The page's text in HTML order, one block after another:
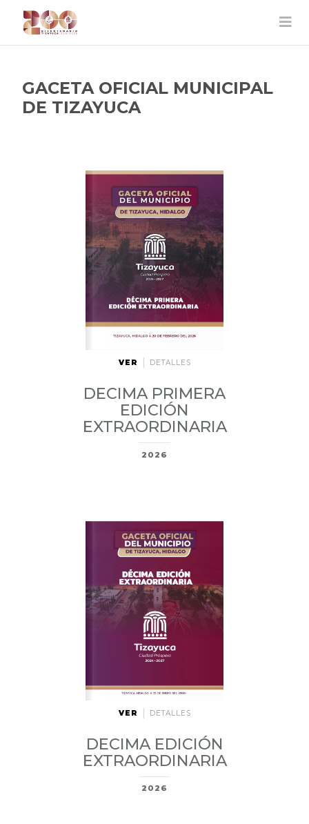
GACETA OFICIAL MUNICIPAL
DE TIZAYUCA
VER DETALLES
DECIMA PRIMERA
EDICIÓN
EXTRAORDINARIA
2026
VER DETALLES
DECIMA EDICIÓN
EXTRAORDINARIA
2026